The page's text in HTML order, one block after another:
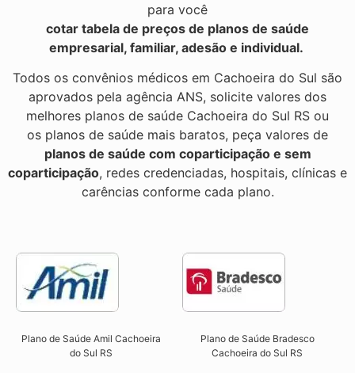
para você
cotar tabela de preços de planos de saúde
empresarial, familiar, adesão e individual.
Todos os convênios médicos em Cachoeira do Sul são
aprovados pela agência ANS, solicite valores dos
melhores planos de saúde Cachoeira do Sul RS ou
os planos de saúde mais baratos, peça valores de
planos de saúde com coparticipação e sem
coparticipação, redes credenciadas, hospitais, clínicas e
carências conforme cada plano.
Plano de Saúde Amil Cachoeira
do Sul RS
Plano de Saúde Bradesco
Cachoeira do Sul RS